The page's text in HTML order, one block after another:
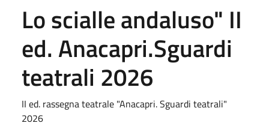
Lo scialle andaluso" II
ed. Anacapri.Sguardi
teatrali 2026
II ed. rassegna teatrale "Anacapri. Sguardi teatrali"
2026